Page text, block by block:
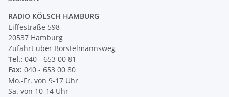
RADIO KÖLSCH HAMBURG
Eiffestraße 598
20537 Hamburg
Zufahrt über Borstelmannsweg
Tel.: 040 - 653 00 81
Fax: 040 - 653 00 80
Mo.-Fr. von 9-17 Uhr
Sa. von 10-14 Uhr